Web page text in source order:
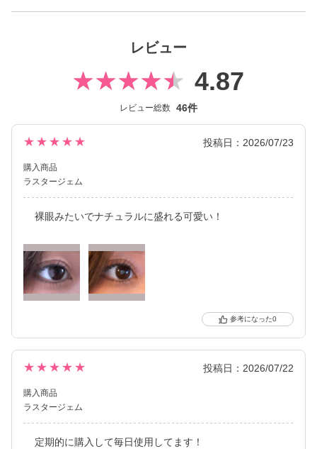
2026年には、ブランド誕生から10周年を迎えるにあたり、新イメ
し、イメージを一新しました。
新シリーズとして、CLEAR 2week（クリアツーウィーク）／CLE
AR TORIC（クリアトーリック）も誕生し、さらに充実したライ
段使いに最適なサークルレンズ、クリアコンタクトレンズまで、
豊富なバリエーションで多くの方々の瞳に寄り添い続けていま
す。
レビュー
4.87
レビュー総数 46件
★★★★★ 投稿日：2026/07/23
購入商品
ラスタージェム
裸眼みたいでナチュラルに盛れる可愛い！
0
★★★★★ 投稿日：2026/07/22
購入商品
ラスタージェム
定期的に購入して毎日使用してます！